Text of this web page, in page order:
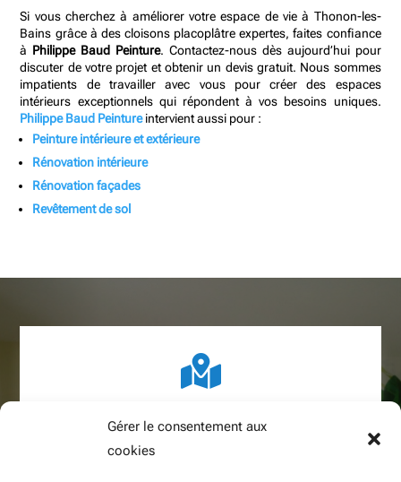
Gérer le consentement aux
cookies
Si vous cherchez à améliorer votre espace de vie à Thonon-les-
Bains grâce à des cloisons placoplâtre expertes, faites confiance
à Philippe Baud Peinture. Contactez-nous dès aujourd’hui pour
discuter de votre projet et obtenir un devis gratuit. Nous sommes
impatients de travailler avec vous pour créer des espaces
intérieurs exceptionnels qui répondent à vos besoins uniques.
Philippe Baud Peintureintervient aussi pour :
Peinture intérieure et extérieure
Rénovation intérieure
Rénovation façades
Revêtement de sol

597 route des Blaves 74200 Allinges